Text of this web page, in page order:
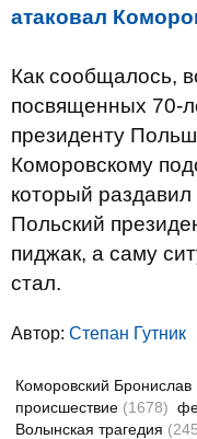
атаковал
Как сообщалось,
посвященных 70-
президенту
Коморовскому
который раздавил
Польский
пиджак, а саму
стал.
Автор: Степан Гутник
Коморовский Бронислав
происшествие (1678)
Волынская трагедия